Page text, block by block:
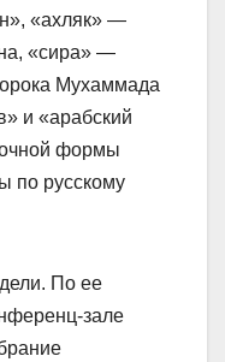
«ахляк» —
, «сира» —
Мухаммада
и «арабский
очной формы
по русскому
По ее
зале